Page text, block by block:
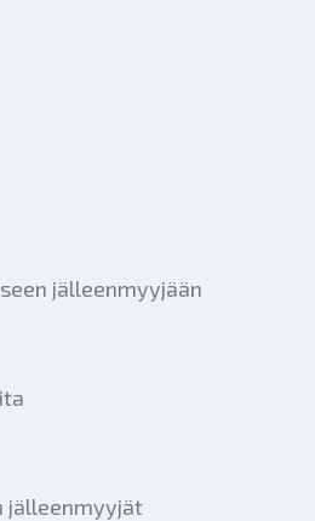
jälleenmyyjään
jälleenmyyjät